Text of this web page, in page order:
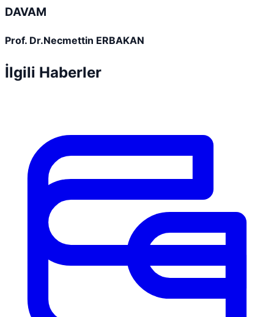
DAVAM
Prof. Dr.Necmettin ERBAKAN
İlgili Haberler